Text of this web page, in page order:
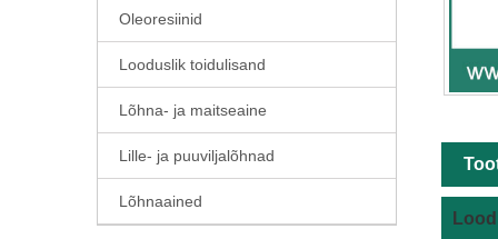
Oleoresiinid
Looduslik toidulisand
Lõhna- ja maitseaine
Lille- ja puuviljalõhnad
Lõhnaained